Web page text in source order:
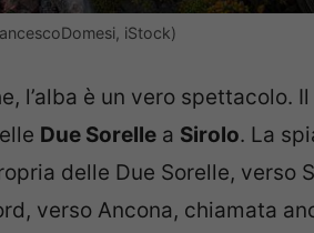
iStock)
l’alba è un vero spettacolo.
Due Sorelle a Sirolo. La
delle Due Sorelle, verso
verso Ancona, chiamata